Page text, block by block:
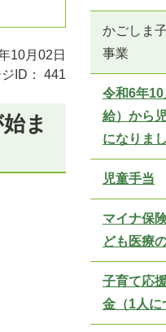
10月02日
ID：
441
ま
かごしま
事業
令和6年
給）から
になりまし
児童手当
マイナ保
ども医療
子育て応
金（1人に